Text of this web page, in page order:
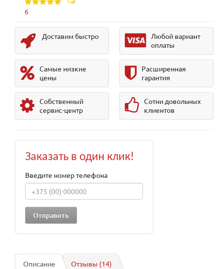
6
Доставим быстро
Любой вариант
оплаты
Самые низкие
цены
Расширенная
гарантия
Собственный
сервис-центр
Сотни довольных
клиентов
Заказать в один клик!
Введите номер телефона
Описание Отзывы (14)